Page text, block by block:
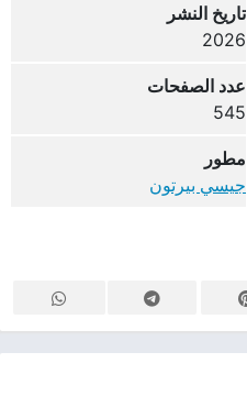
تاريخ النشر
2026
عدد الصفحات
545
مطور
جيسي بيرتون